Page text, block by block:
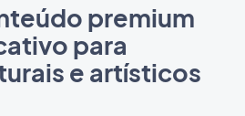
premium
para
e artísticos